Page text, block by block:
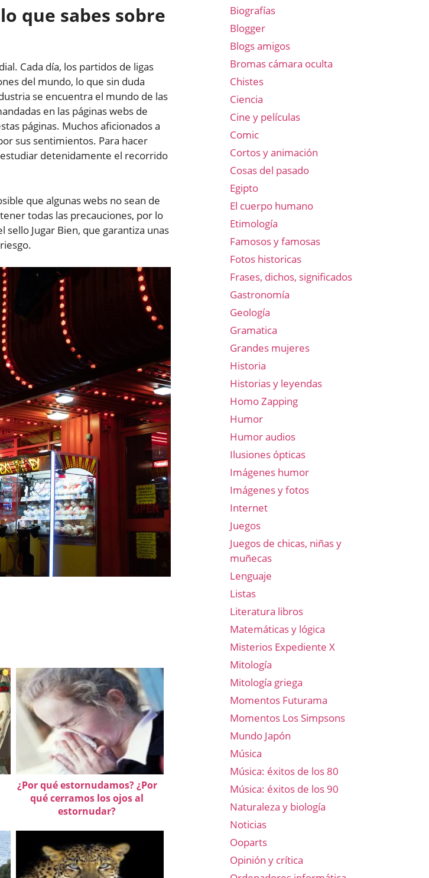
que sabes sobre
Cada día, los partidos de ligas
del mundo, lo que sin duda
se encuentra el mundo de las
en las páginas webs de
páginas. Muchos aficionados a
sus sentimientos. Para hacer
detenidamente el recorrido
que algunas webs no sean de
todas las precauciones, por lo
Jugar Bien, que garantiza unas
¿Por qué estornudamos? ¿Por
qué cerramos los ojos al
estornudar?
Biografías
Blogger
Blogs amigos
Bromas cámara oculta
Chistes
Ciencia
Cine y películas
Comic
Cortos y animación
Cosas del pasado
Egipto
El cuerpo humano
Etimología
Famosos y famosas
Fotos historicas
Frases, dichos, significados
Gastronomía
Geología
Gramatica
Grandes mujeres
Historia
Historias y leyendas
Homo Zapping
Humor
Humor audios
Ilusiones ópticas
Imágenes humor
Imágenes y fotos
Internet
Juegos
Juegos de chicas, niñas y
muñecas
Lenguaje
Listas
Literatura libros
Matemáticas y lógica
Misterios Expediente X
Mitología
Mitología griega
Momentos Futurama
Momentos Los Simpsons
Mundo Japón
Música
Música: éxitos de los 80
Música: éxitos de los 90
Naturaleza y biología
Noticias
Ooparts
Opinión y crítica